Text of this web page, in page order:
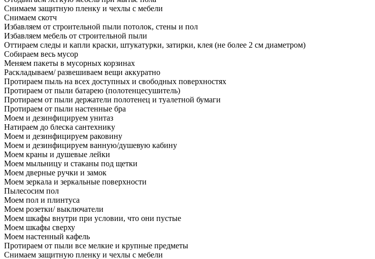
Снимаем защитную пленку и чехлы с мебели
Снимаем скотч
Избавляем от строительной пыли потолок, стены и пол
Избавляем мебель от строительной пыли
Оттираем следы и капли краски, штукатурки, затирки, клея (не более 2 см диаметром)
Собираем весь мусор
Меняем пакеты в мусорных корзинах
Раскладываем/ развешиваем вещи аккуратно
Протираем пыль на всех доступных и свободных поверхностях
Протираем от пыли батарею (полотенцесушитель)
Протираем от пыли держатели полотенец и туалетной бумаги
Протираем от пыли настенные бра
Моем и дезинфицируем унитаз
Натираем до блеска сантехнику
Моем и дезинфицируем раковину
Моем и дезинфицируем ванную/душевую кабину
Моем краны и душевые лейки
Моем мыльницу и стаканы под щетки
Моем дверные ручки и замок
Моем зеркала и зеркальные поверхности
Пылесосим пол
Моем пол и плинтуса
Моем розетки/ выключатели
Моем шкафы внутри при условии, что они пустые
Моем шкафы сверху
Моем настенный кафель
Протираем от пыли все мелкие и крупные предметы
Снимаем защитную пленку и чехлы с мебели